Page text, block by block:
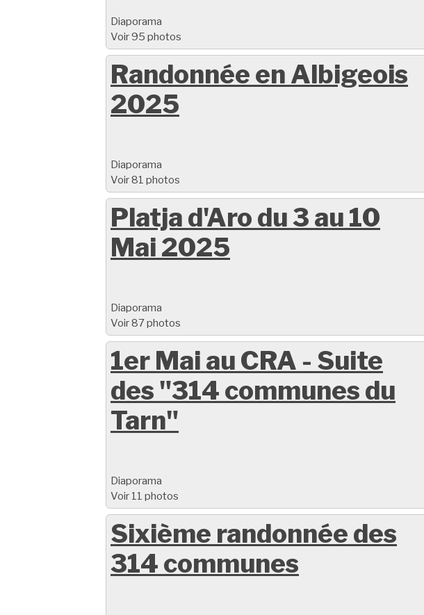
Diaporama
Voir 95 photos
Randonnée en Albigeois
2025
Diaporama
Voir 81 photos
Platja d'Aro du 3 au 10
Mai 2025
Diaporama
Voir 87 photos
1er Mai au CRA - Suite
des "314 communes du
Tarn"
Diaporama
Voir 11 photos
Sixième randonnée des
314 communes